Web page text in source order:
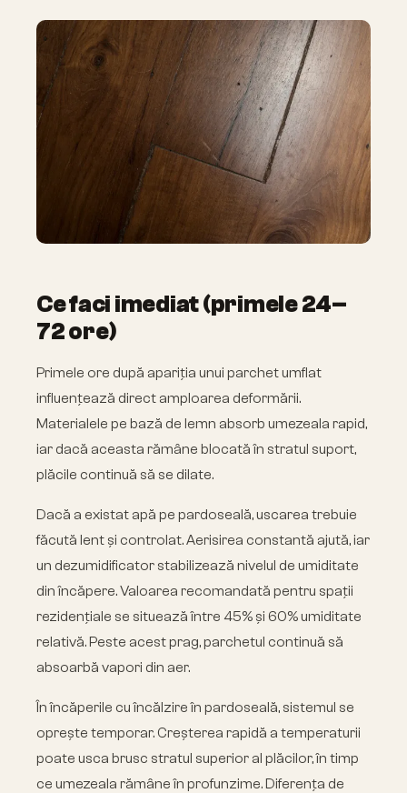
Ce faci imediat (primele 24–
72 ore)
Primele ore după apariția unui parchet umflat
influențează direct amploarea deformării.
Materialele pe bază de lemn absorb umezeala rapid,
iar dacă aceasta rămâne blocată în stratul suport,
plăcile continuă să se dilate.
Dacă a existat apă pe pardoseală, uscarea trebuie
făcută lent și controlat. Aerisirea constantă ajută, iar
un dezumidificator stabilizează nivelul de umiditate
din încăpere. Valoarea recomandată pentru spații
rezidențiale se situează între 45% și 60% umiditate
relativă. Peste acest prag, parchetul continuă să
absoarbă vapori din aer.
În încăperile cu încălzire în pardoseală, sistemul se
oprește temporar. Creșterea rapidă a temperaturii
poate usca brusc stratul superior al plăcilor, în timp
ce umezeala rămâne în profunzime. Diferența de